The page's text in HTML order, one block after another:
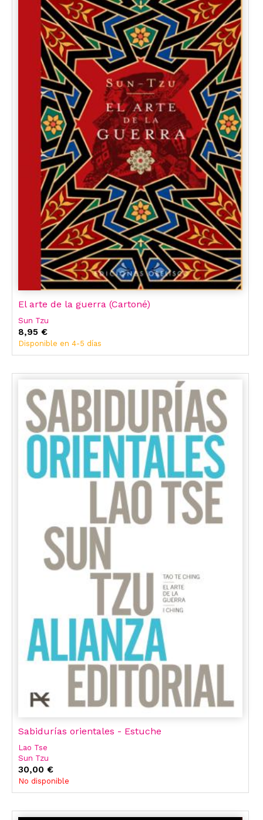
El arte de la guerra (Cartoné)
Sun Tzu
8,95 €
Disponible en 4-5 días
Sabidurías orientales - Estuche
Lao Tse
Sun Tzu
30,00 €
No disponible